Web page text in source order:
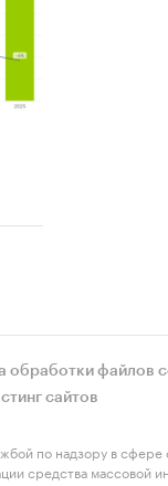
обработки файлов
сайтов
по надзору в
средства массовой